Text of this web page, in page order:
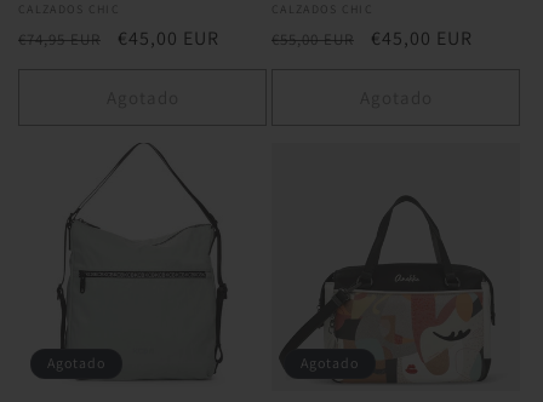
Proveedor:
CALZADOS CHIC
Precio
€74,95 EUR
Precio
€45,00 EUR
Proveedor:
CALZADOS CHIC
Precio
€55,00 EUR
Precio
€45,00 EUR
Agotado Agotado